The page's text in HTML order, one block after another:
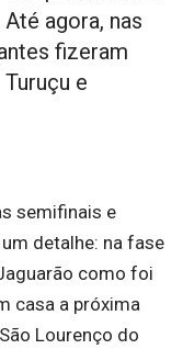
agora, nas
fizeram
e
semifinais e
detalhe: na fase
como foi
casa a próxima
Lourenço do